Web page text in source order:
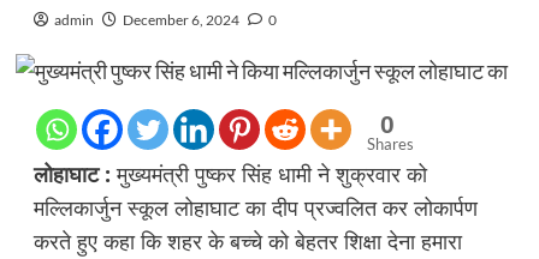
admin December 6, 2024 0
0
Shares
लोहाघाट : मुख्यमंत्री पुष्कर सिंह धामी ने शुक्रवार को
मल्लिकार्जुन स्कूल लोहाघाट का दीप प्रज्वलित कर लोकार्पण
करते हुए कहा कि शहर के बच्चे को बेहतर शिक्षा देना हमारा